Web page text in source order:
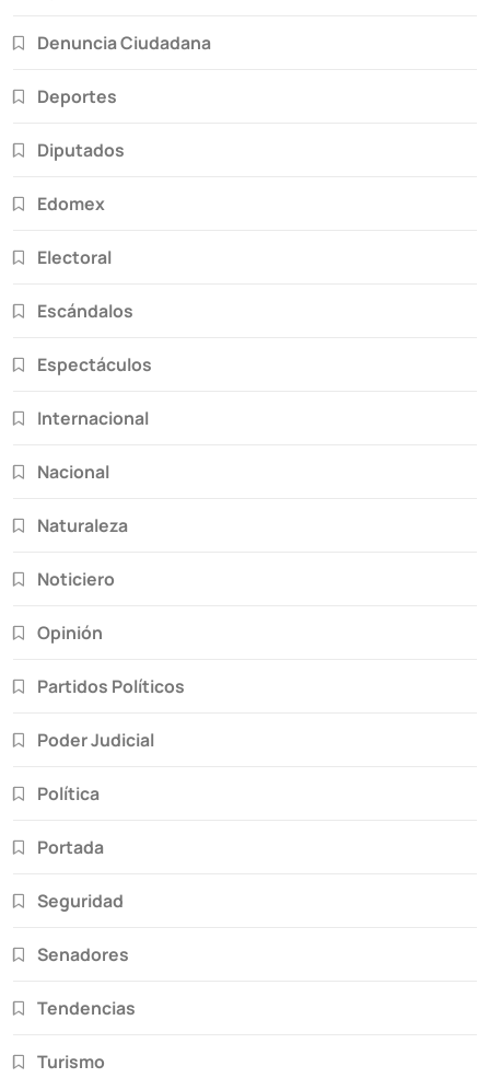
Denuncia Ciudadana
Deportes
Diputados
Edomex
Electoral
Escándalos
Espectáculos
Internacional
Nacional
Naturaleza
Noticiero
Opinión
Partidos Políticos
Poder Judicial
Política
Portada
Seguridad
Senadores
Tendencias
Turismo